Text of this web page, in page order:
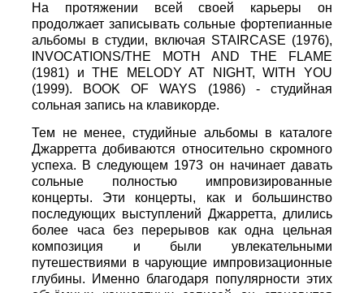
На протяжении всей своей карьеры он
продолжает записывать сольные фортепианные
альбомы в студии, включая STAIRCASE (1976),
INVOCATIONS/THE MOTH AND THE FLAME
(1981) и THE MELODY AT NIGHT, WITH YOU
(1999). BOOK OF WAYS (1986) - студийная
сольная запись на клавикорде.
Тем не менее, студийные альбомы в каталоге
Джарретта добиваются относительно скромного
успеха. В следующем 1973 он начинает давать
сольные полностью импровизированные
концерты. Эти концерты, как и большинство
последующих выступлений Джарретта, длились
более часа без перерывов как одна цельная
композиция и были увлекательными
путешествиями в чарующие импровизационные
глубины. Именно благодаря популярности этих